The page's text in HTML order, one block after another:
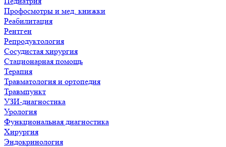
Профосмотры и мед. книжки
Реабилитация
Рентген
Репродуктология
Сосудистая хирургия
Стационарная помощь
Терапия
Травматология и ортопедия
Травмпункт
УЗИ-диагностика
Урология
Функциональная диагностика
Хирургия
Эндокринология